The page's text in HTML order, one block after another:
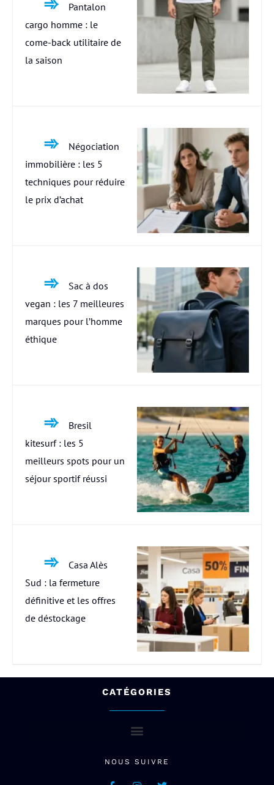
Pantalon
cargo homme : le
come-back utilitaire de
la saison
Négociation
immobilière : les 5
techniques pour réduire
le prix d’achat
Sac à dos
vegan : les 7 meilleures
marques pour l’homme
éthique
Bresil
kitesurf : les 5
meilleurs spots pour un
séjour sportif réussi
Casa Alès
Sud : la fermeture
définitive et les offres
de déstockage
CATÉGORIES
NOUS SUIVRE